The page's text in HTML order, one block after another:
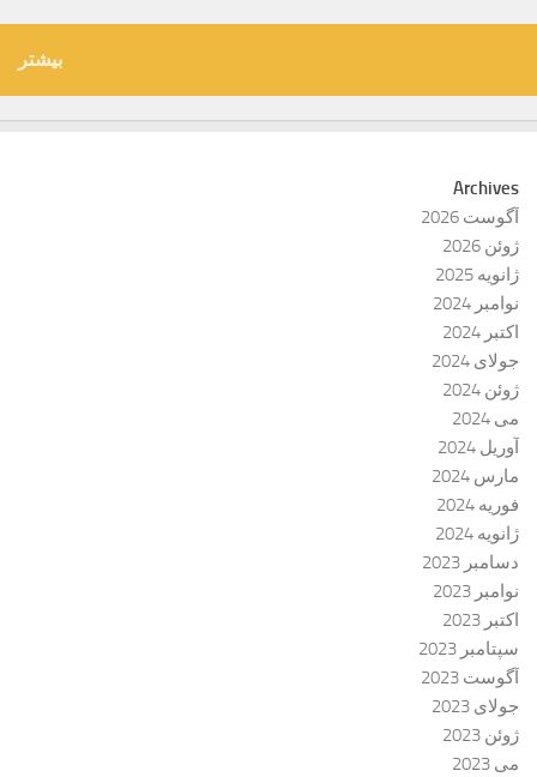
بیشتر
Archives
آگوست 2026
ژوئن 2026
ژانویه 2025
نوامبر 2024
اکتبر 2024
جولای 2024
ژوئن 2024
می 2024
آوریل 2024
مارس 2024
فوریه 2024
ژانویه 2024
دسامبر 2023
نوامبر 2023
اکتبر 2023
سپتامبر 2023
آگوست 2023
جولای 2023
ژوئن 2023
می 2023